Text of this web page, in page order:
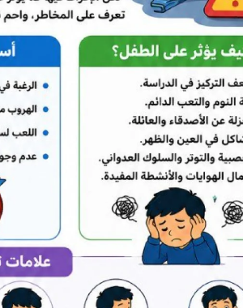
حجة.. مقتل طفلين نازحين وإصابة آخرين إثر